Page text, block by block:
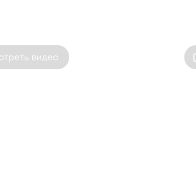
видео